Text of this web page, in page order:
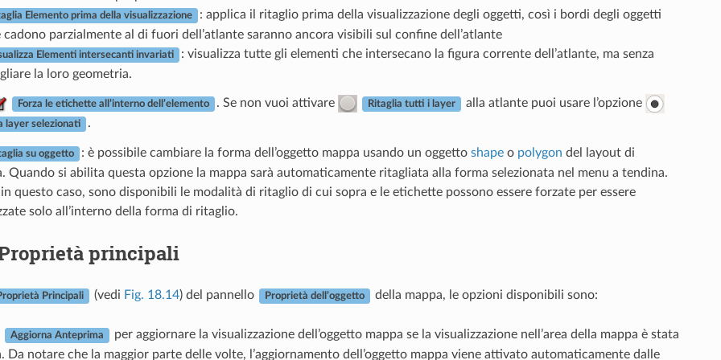
Elemento prima della visualizzazione
: applica il ritaglio prima della visualizzazione degli oggetti, così i bordi degli oggetti
cadono parzialmente al di fuori dell’atlante saranno ancora visibili sul confine dell’atlante
Elementi intersecanti invariati
: visualizza tutte gli elementi che intersecano la figura corrente dell’atlante, ma senza
la loro geometria.
Forza le etichette all’interno dell’elemento . Se non vuoi attivare Ritaglia tutti i layer alla atlante puoi usare l’opzione
layer selezionati .
su oggetto : è possibile cambiare la forma dell’oggetto mappa usando un oggetto shapeo polygon del layout di
Quando si abilita questa opzione la mappa sarà automaticamente ritagliata alla forma selezionata nel menu a tendina.
questo caso, sono disponibili le modalità di ritaglio di cui sopra e le etichette possono essere forzate per essere
solo all’interno della forma di ritaglio.
principali
Principali (vedi Fig. 18.14) del pannello Proprietà dell’oggetto della mappa, le opzioni disponibili sono:
Aggiorna Anteprima
per aggiornare la visualizzazione dell’oggetto mappa se la visualizzazione nell’area della mappa è stata
Da notare che la maggior parte delle volte, l’aggiornamento dell’oggetto mappa viene attivato automaticamente dalle